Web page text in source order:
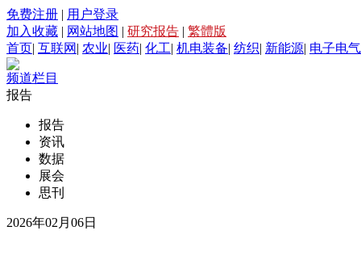
免费注册 | 用户登录
加入收藏 | 网站地图 | 研究报告 | 繁體版
首页| 互联网 | 农业| 医药| 化工| 机电装备| 纺织| 新能源| 电子电气
频道栏目
报告
报告
资讯
数据
展会
思刊
2026年02月06日